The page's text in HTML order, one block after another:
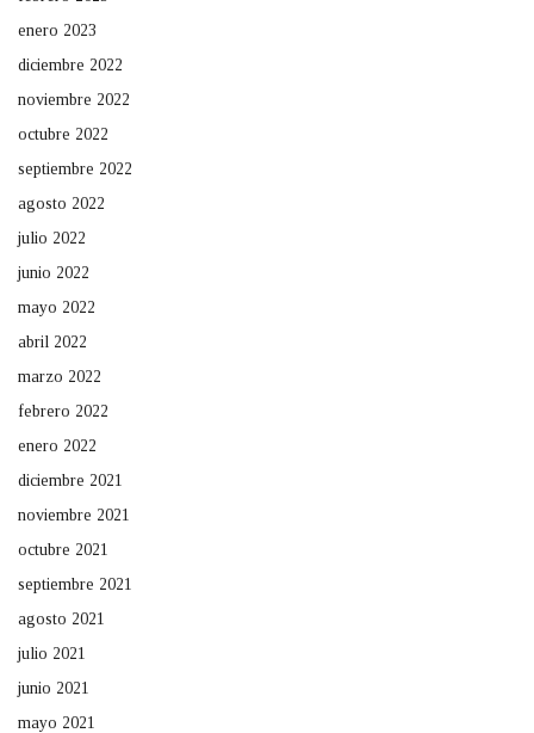
enero 2023
diciembre 2022
noviembre 2022
octubre 2022
septiembre 2022
agosto 2022
julio 2022
junio 2022
mayo 2022
abril 2022
marzo 2022
febrero 2022
enero 2022
diciembre 2021
noviembre 2021
octubre 2021
septiembre 2021
agosto 2021
julio 2021
junio 2021
mayo 2021